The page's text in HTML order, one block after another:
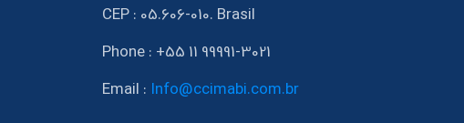
CEP : 05.606-010. Brasil
Phone : +55 11 99991-3021
Email : Info@ccimabi.com.br